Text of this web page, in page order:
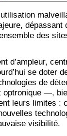
des
d’ampleur,
se doter
de
optronique —,
leurs limites :
visibilité.